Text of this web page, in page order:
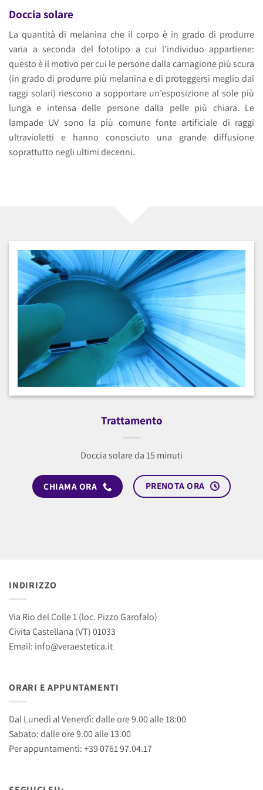
Doccia solare
La quantità di melanina che il corpo è in grado di produrre
varia a seconda del fototipo a cui l’individuo appartiene:
questo è il motivo per cui le persone dalla carnagione più scura
(in grado di produrre più melanina e di proteggersi meglio dai
raggi solari) riescono a sopportare un’esposizione al sole più
lunga e intensa delle persone dalla pelle più chiara. Le
lampade UV sono la più comune fonte artificiale di raggi
ultravioletti e hanno conosciuto una grande diffusione
soprattutto negli ultimi decenni.
Trattamento
Doccia solare da 15 minuti
CHIAMA ORA PRENOTA ORA
INDIRIZZO
Via Rio del Colle 1 (loc. Pizzo Garofalo)
Civita Castellana (VT) 01033
Email: info@veraestetica.it
ORARI E APPUNTAMENTI
Dal Lunedì al Venerdì: dalle ore 9.00 alle 18:00
Sabato: dalle ore 9.00 alle 13.00
Per appuntamenti: +39 0761 97.04.17